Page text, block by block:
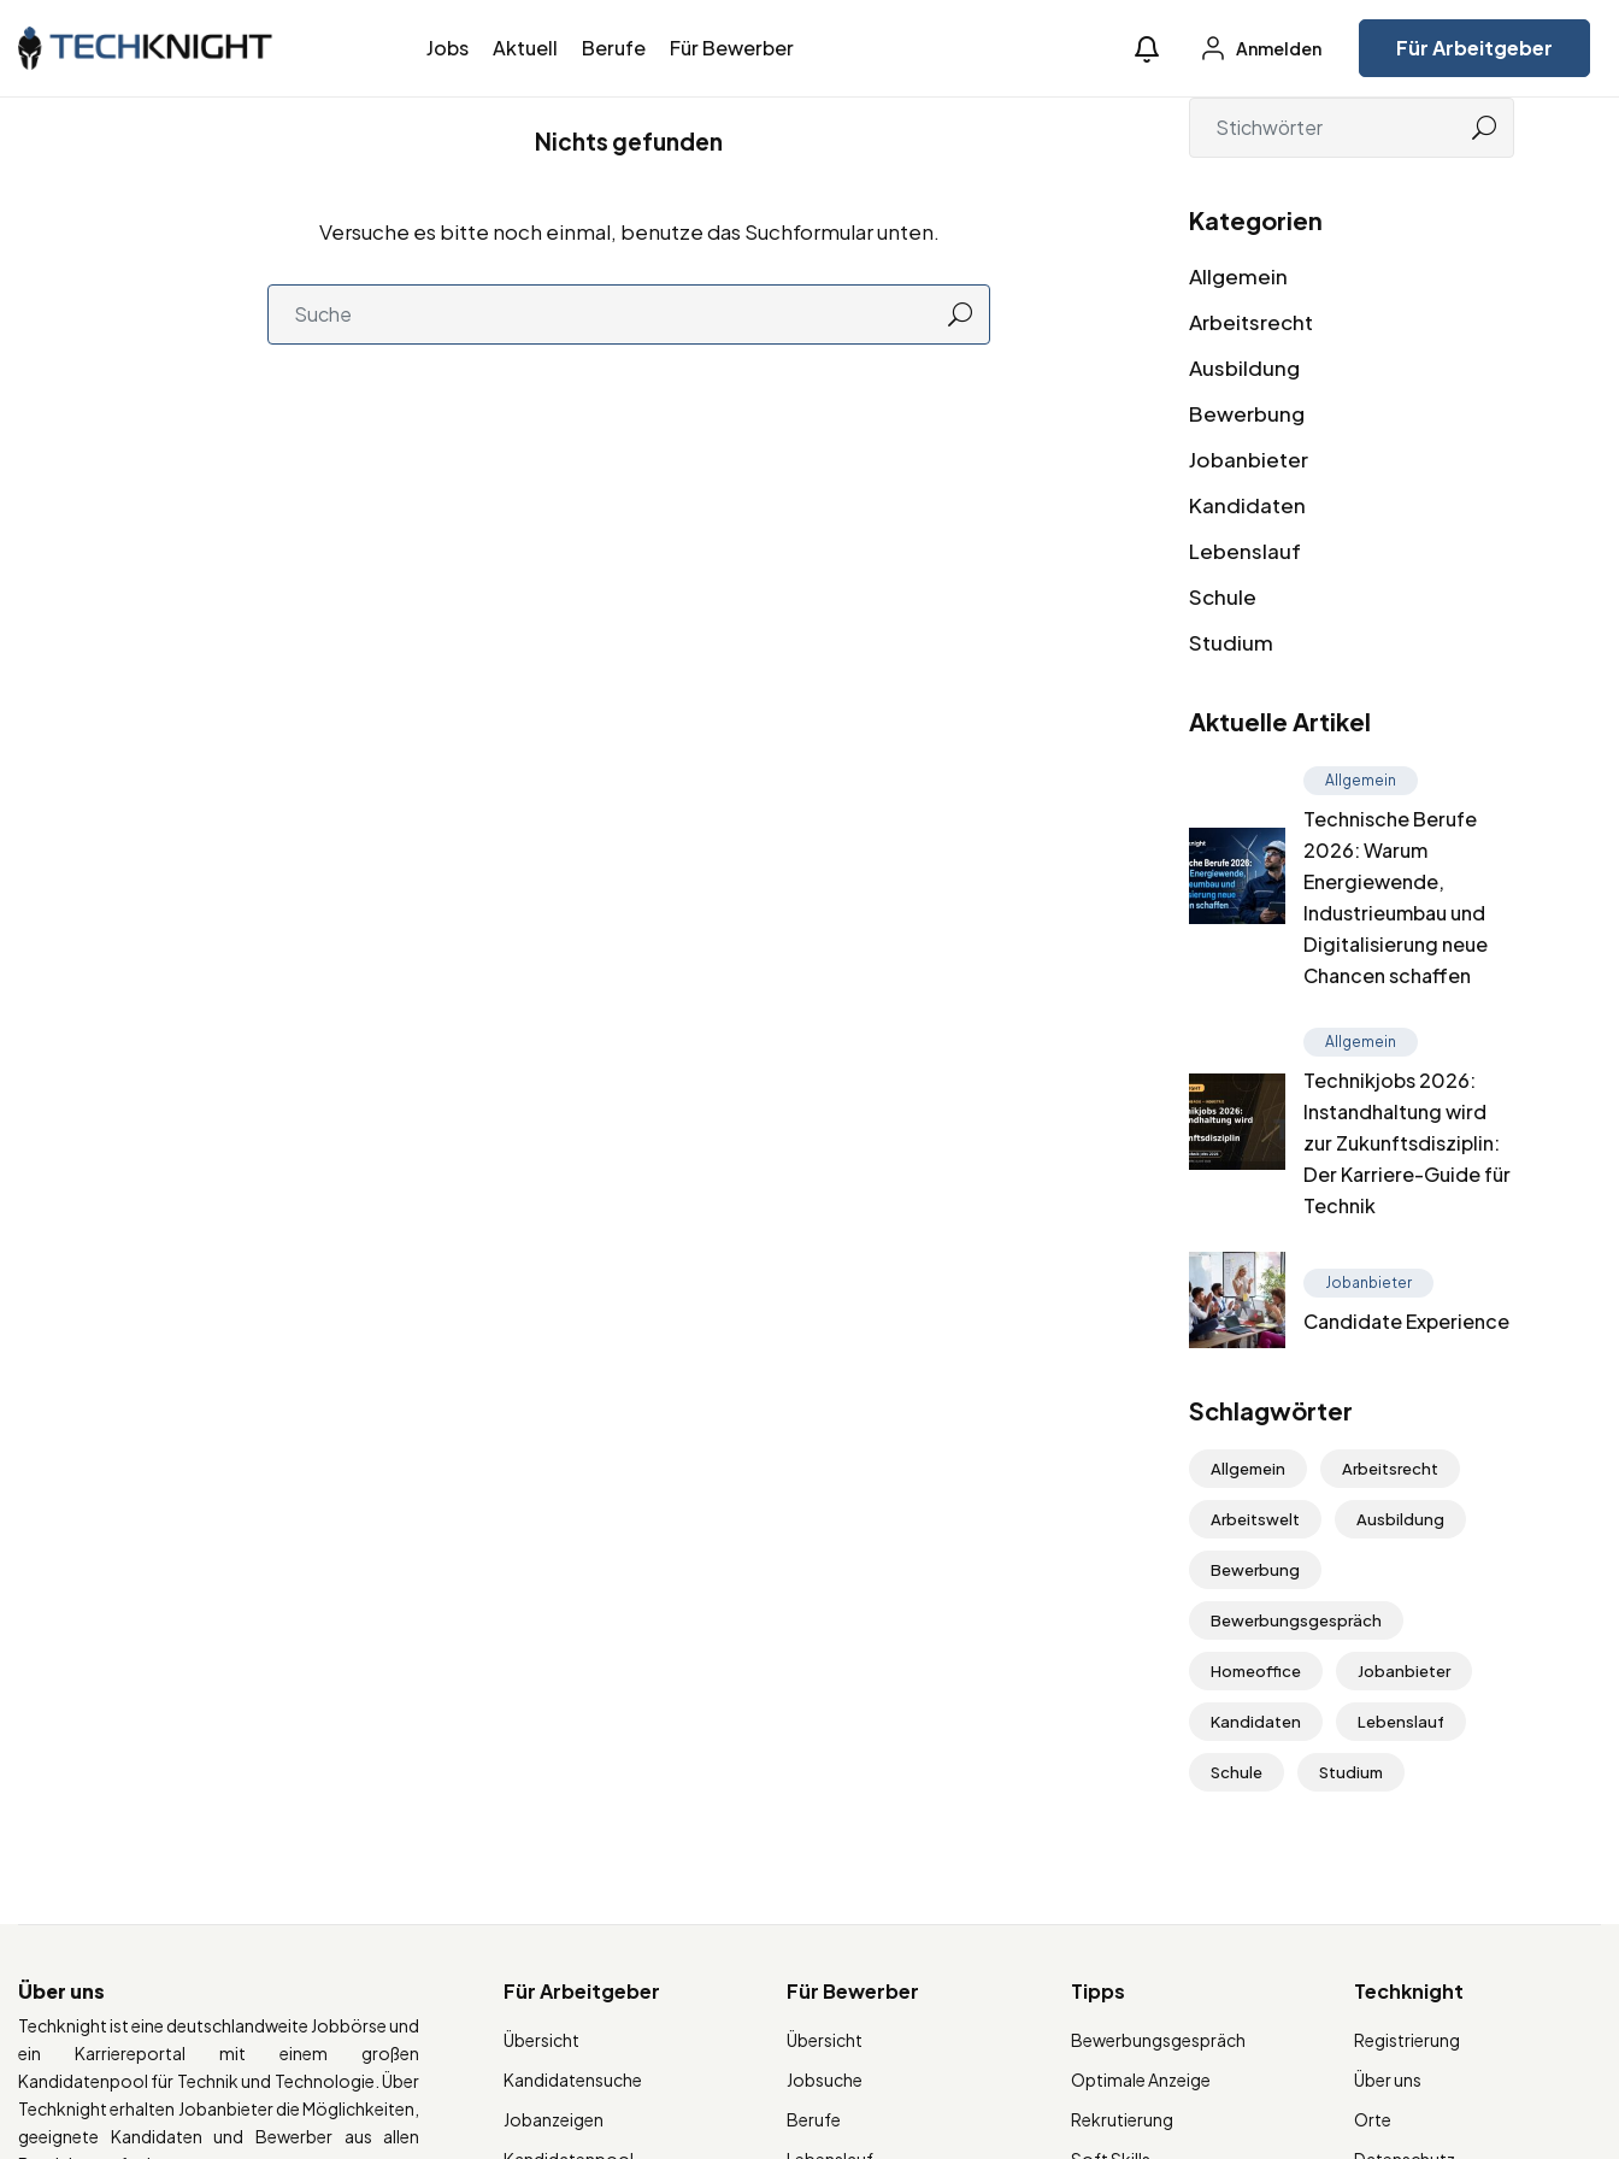
Jobs Aktuell Berufe Für Bewerber Anmelden Für Arbeitgeber
Nichts gefunden
Versuche es bitte noch einmal, benutze das Suchformular unten. Kategorien
Allgemein
Arbeitsrecht
Ausbildung
Bewerbung
Jobanbieter
Kandidaten
Lebenslauf
Schule
Studium
Aktuelle Artikel
Allgemein
Technische Berufe
2026: Warum
Energiewende,
Industrieumbau und
Digitalisierung neue
Chancen schaffen
Allgemein
Technikjobs 2026:
Instandhaltung wird
zur Zukunftsdisziplin:
Der Karriere-Guide für
Technik
Jobanbieter
Candidate Experience
Schlagwörter
Allgemein Arbeitsrecht
Arbeitswelt Ausbildung
Bewerbung
Bewerbungsgespräch
Homeoffice Jobanbieter
Kandidaten Lebenslauf
Schule Studium
Über uns
Techknight ist eine deutschlandweite Jobbörse und
ein Karriereportal mit einem großen
Kandidatenpool für Technik und Technologie. Über
Techknight erhalten Jobanbieter die Möglichkeiten,
geeignete Kandidaten und Bewerber aus allen
Für Arbeitgeber
Übersicht
Kandidatensuche
Jobanzeigen
Für Bewerber
Übersicht
Jobsuche
Berufe
Tipps
Bewerbungsgespräch
Optimale Anzeige
Rekrutierung
Techknight
Registrierung
Über uns
Orte